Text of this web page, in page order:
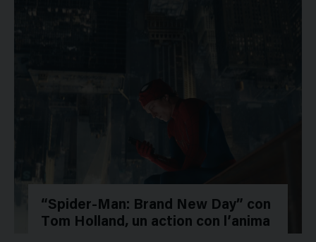
“Spider-Man: Brand New Day” con
Tom Holland, un action con l’anima